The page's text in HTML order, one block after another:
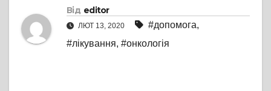
Від editor
ЛЮТ 13, 2020 #допомога,
#лікування, #онкологія